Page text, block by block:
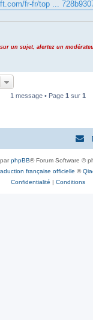
fr-fr/top ...
un sujet, alertez un
1 message • Page 1 sur 1
phpBB® Forum Software ©
française officielle ©
Confidentialité | Conditions